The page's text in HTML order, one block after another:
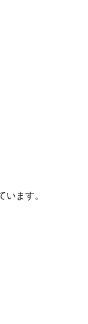
ます。